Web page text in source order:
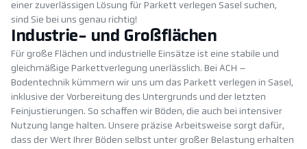
einer zuverlässigen Lösung für Parkett verlegen Sasel suchen,
sind Sie bei uns genau richtig!
Industrie- und Großflächen
Für große Flächen und industrielle Einsätze ist eine stabile und
gleichmäßige Parkettverlegung unerlässlich. Bei ACH –
Bodentechnik kümmern wir uns um das Parkett verlegen in Sasel,
inklusive der Vorbereitung des Untergrunds und der letzten
Feinjustierungen. So schaffen wir Böden, die auch bei intensiver
Nutzung lange halten. Unsere präzise Arbeitsweise sorgt dafür,
dass der Wert Ihrer Böden selbst unter großer Belastung erhalten